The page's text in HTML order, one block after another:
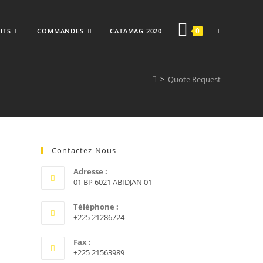
COMMANDES CATAMAG 2020 0 TOGGLE
> Quote Request
Contactez-Nous
Adresse :
01 BP 6021 ABIDJAN 01
Téléphone :
+225 21286724
Fax :
+225 21563989